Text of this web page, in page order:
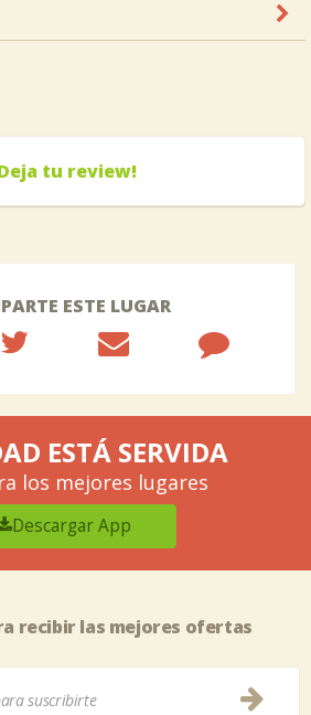
tu review!
ESTE LUGAR
ESTÁ SERVIDA
los mejores lugares
Descargar App
recibir las mejores ofertas